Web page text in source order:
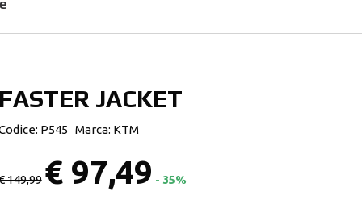
Prodotti Pulizia
Scaldacollo
Airbag
Fasce Lombari
Pantaloni Protettivi
FASTER JACKET
P545 Marca: KTM
149,99 € 97,49 - 35%